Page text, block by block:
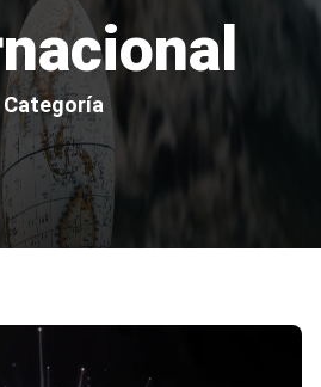
Categoría